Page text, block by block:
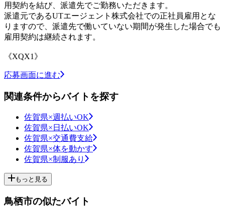
用契約を結び、派遣先でご勤務いただきます。
派遣元であるUTエージェント株式会社での正社員雇用とな
りますので、派遣先で働いていない期間が発生した場合でも
雇用契約は継続されます。
《XQX1》
応募画面に進む
関連条件からバイトを探す
佐賀県×週払いOK
佐賀県×日払いOK
佐賀県×交通費支給
佐賀県×体を動かす
佐賀県×制服あり
もっと見る
鳥栖市の似たバイト